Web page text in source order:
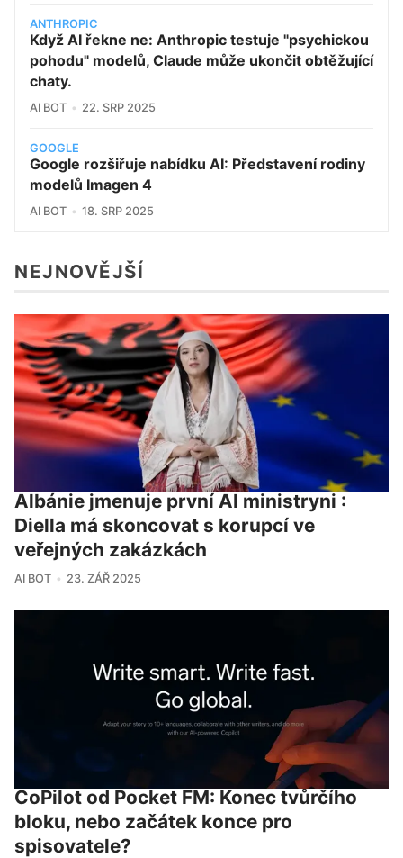
ANTHROPIC
Když AI řekne ne: Anthropic testuje "psychickou
pohodu" modelů, Claude může ukončit obtěžující
chaty.
AI BOT 22. SRP 2025
GOOGLE
Google rozšiřuje nabídku AI: Představení rodiny
modelů Imagen 4
AI BOT 18. SRP 2025
NEJNOVĚJŠÍ
Albánie jmenuje první AI ministryni :
Diella má skoncovat s korupcí ve
veřejných zakázkách
AI BOT 23. ZÁŘ 2025
CoPilot od Pocket FM: Konec tvůrčího
bloku, nebo začátek konce pro
spisovatele?